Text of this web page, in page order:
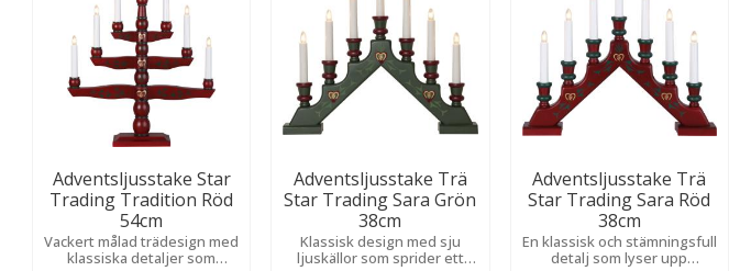
Adventsljusstake Star
Trading Tradition Röd
54cm
Vackert målad trädesign med
klassiska detaljer som
Adventsljusstake Trä
Star Trading Sara Grön
38cm
Klassisk design med sju
ljuskällor som sprider ett
Adventsljusstake Trä
Star Trading Sara Röd
38cm
En klassisk och stämningsfull
detalj som lyser upp